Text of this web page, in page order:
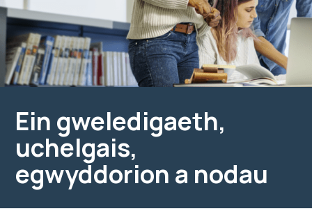
Ein gweledigaeth,
uchelgais,
egwyddorion a nodau